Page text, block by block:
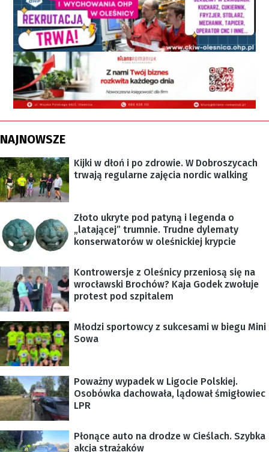
NAJNOWSZE
Kijki w dłoń i po zdrowie. W Dobroszycach
trwają regularne zajęcia nordic walking
Złoto ukryte pod patyną i legenda o
„latającej” trumnie. Trudne dylematy
konserwatorów w oleśnickiej krypcie
Kontrowersje z Oleśnicy przeniosą się na
wrocławski Brochów? Kaja Godek zwołuje
protest pod szpitalem
Młodzi sportowcy z sukcesami w biegu Mini
Sowa
Poważny wypadek w Ligocie Polskiej.
Osobówka dachowała, lądował śmigłowiec
LPR
Płonące auto na drodze w Cieślach. Szybka
akcja strażaków